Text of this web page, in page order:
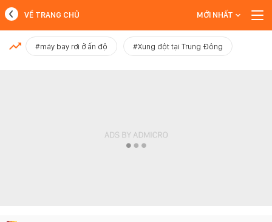
MỚI NHẤT
VỀ TRANG CHỦ MỚI NHẤT
#máy bay rơi ở ấn độ #Xung đột tại Trung Đông